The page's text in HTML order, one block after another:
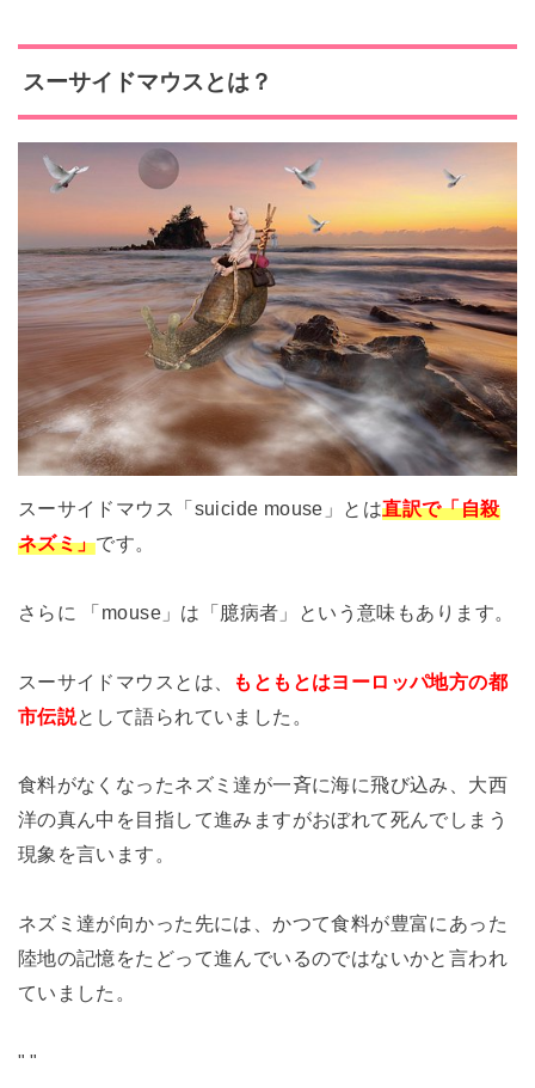
スーサイドマウスとは？
スーサイドマウス「suicide mouse」とは直訳で「自殺
ネズミ」です。
さらに 「mouse」は「臆病者」という意味もあります。
スーサイドマウスとは、
もともとはヨーロッパ地方の都
市伝説として語られていました。
食料がなくなったネズミ達が一斉に海に飛び込み、大西
洋の真ん中を目指して進みますがおぼれて死んでしまう
現象を言います。
ネズミ達が向かった先には、かつて食料が豊富にあった
陸地の記憶をたどって進んでいるのではないかと言われ
ていました。
" "